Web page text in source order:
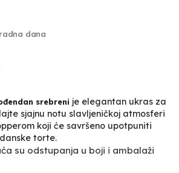
dana
srebreni je elegantan ukras za
sjajnu notu slavljeničkoj atmosferi
koji će savršeno upotpuniti
torte.
su odstupanja u boji i ambalaži